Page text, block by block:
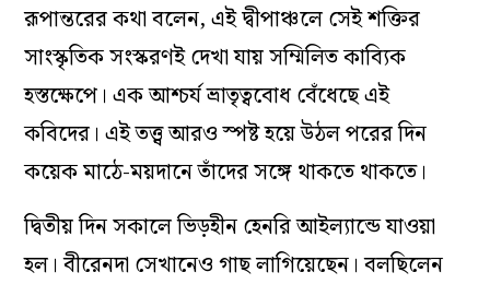
রূপান্তরের কথা বলেন, এই দ্বীপাঞ্চলে সেই শক্তির
সাংস্কৃতিক সংস্করণই দেখা যায় সম্মিলিত কাব্যিক
হস্তক্ষেপে। এক আশ্চর্য ভ্রাতৃত্ববোধ বেঁধেছে এই
কবিদের। এই তত্ত্ব আরও স্পষ্ট হয়ে উঠল পরের দিন
কয়েক মাঠে-ময়দানে তাঁদের সঙ্গে থাকতে থাকতে।
দ্বিতীয় দিন সকালে ভিড়হীন হেনরি আইল্যান্ডে যাওয়া
হল। বীরেনদা সেখানেও গাছ লাগিয়েছেন। বলছিলেন